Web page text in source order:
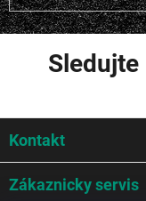
Sledujte
p
Kontakt
Zákaznicky servis